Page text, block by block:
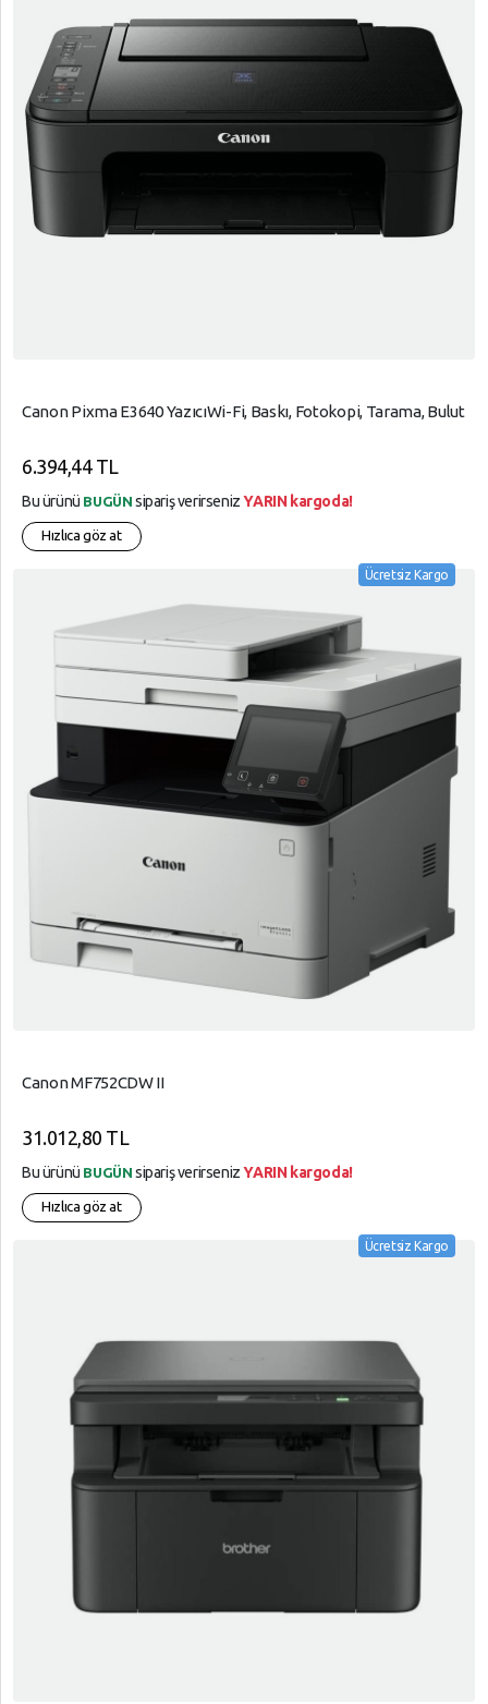
Canon Pixma E3640 YazıcıWi-Fi, Baskı, Fotokopi, Tarama, Bulut
6.394,44 TL
Bu ürünü BUGÜN sipariş verirsenizYARIN kargoda!
Hızlıca göz at
Ücretsiz Kargo
Canon MF752CDW II
31.012,80 TL
Bu ürünü BUGÜN sipariş verirsenizYARIN kargoda!
Hızlıca göz at
Ücretsiz Kargo